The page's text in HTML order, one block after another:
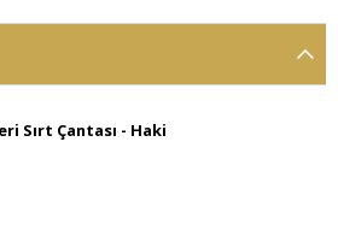
Sırt Çantası - Haki